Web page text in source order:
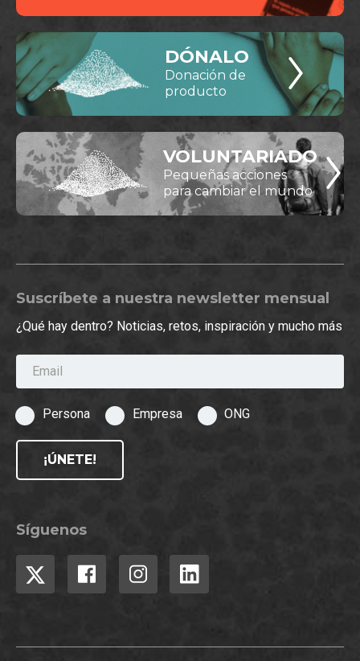
DÓNALO
Donación de
producto
VOLUNTARIADO
Pequeñas acciones
para cambiar el mundo
Suscríbete a nuestra newsletter mensual
¿Qué hay dentro? Noticias, retos, inspiración y mucho más
Email
Persona Empresa ONG
¡ÚNETE!
Síguenos